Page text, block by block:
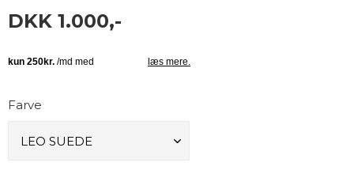
DKK 1.000,-
Farve